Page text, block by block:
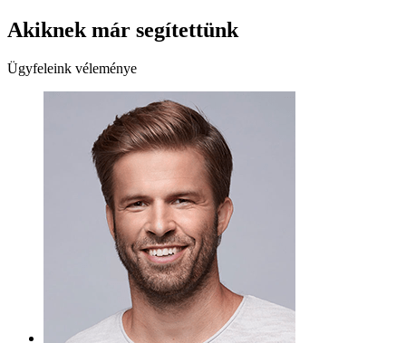
Akiknek már segítettünk
Ügyfeleink véleménye